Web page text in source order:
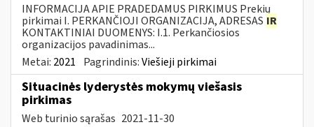
INFORMACIJA APIE PRADEDAMUS PIRKIMUS Prekių
pirkimai I. PERKANČIOJI ORGANIZACIJA, ADRESAS IR
KONTAKTINIAI DUOMENYS: I.1. Perkančiosios
organizacijos pavadinimas...
Metai: 2021 Pagrindinis:Viešieji pirkimai
Situacinės lyderystės mokymų viešasis
pirkimas
Web turinio sąrašas 2021-11-30